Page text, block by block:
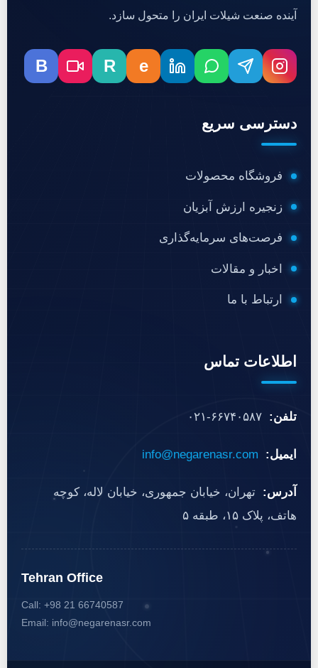
آینده صنعت شیلات ایران را متحول سازد.
e
R
B
دسترسی سریع
فروشگاه محصولات
زنجیره ارزش آبزیان
فرصت‌های سرمایه‌گذاری
اخبار و مقالات
ارتباط با ما
اطلاعات تماس
تلفن: ۰۲۱-۶۶۷۴۰۵۸۷
ایمیل: info@negarenasr.com
آدرس: تهران، خیابان جمهوری، خیابان لاله، کوچه
هاتف، پلاک ۱۵، طبقه ۵
Tehran Office
Call: +98 21 66740587
Email: info@negarenasr.com